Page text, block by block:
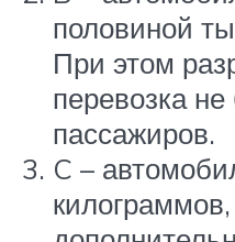
половиной
При этом
перевозка
пассажиров.
C –